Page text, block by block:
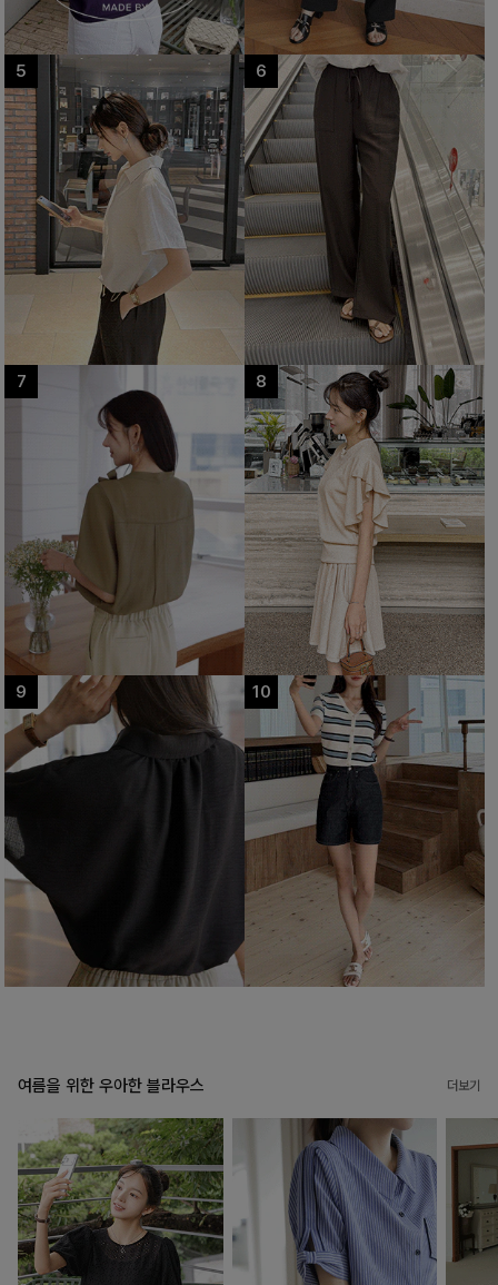
여름을 위한 우아한 블라우스 더보기